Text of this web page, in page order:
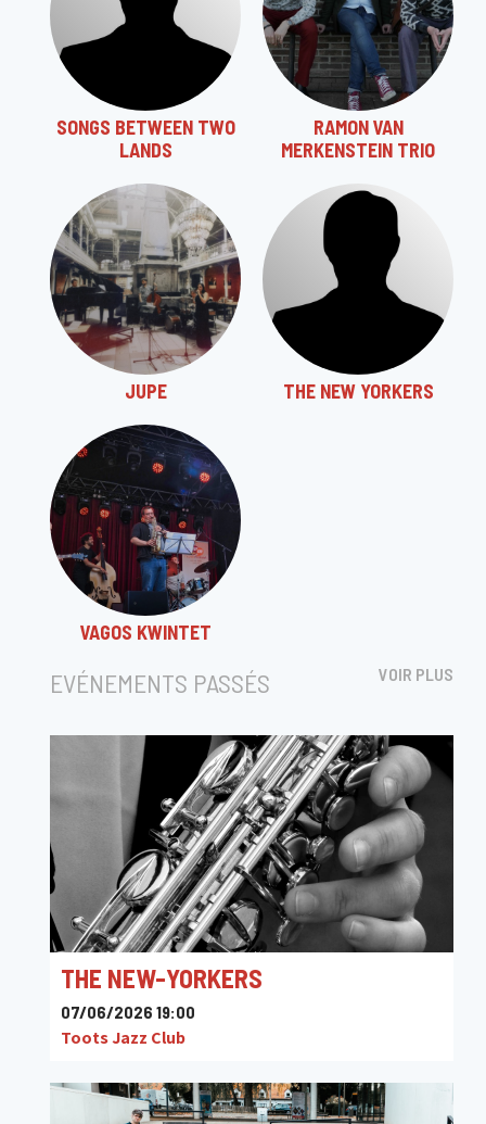
SONGS BETWEEN TWO
LANDS
RAMON VAN
MERKENSTEIN TRIO
JUPE THE NEW YORKERS
VAGOS KWINTET
EVÉNEMENTS PASSÉS VOIR PLUS
THE NEW-YORKERS
07/06/2026 19:00
Toots Jazz Club